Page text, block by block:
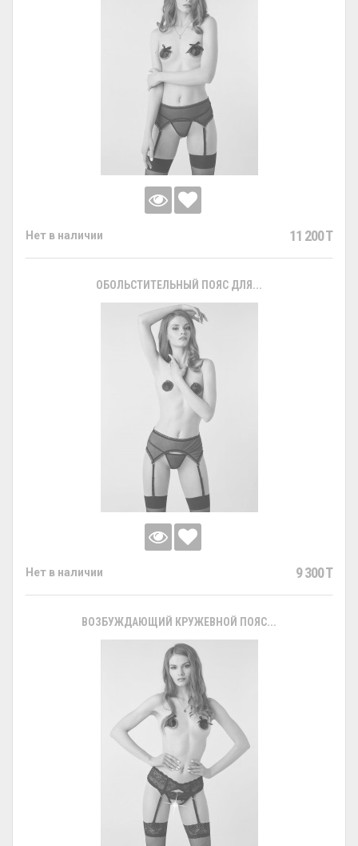
Нет в наличии 11 200 T
ОБОЛЬСТИТЕЛЬНЫЙ ПОЯС ДЛЯ...
Нет в наличии 9 300 T
ВОЗБУЖДАЮЩИЙ КРУЖЕВНОЙ ПОЯС...